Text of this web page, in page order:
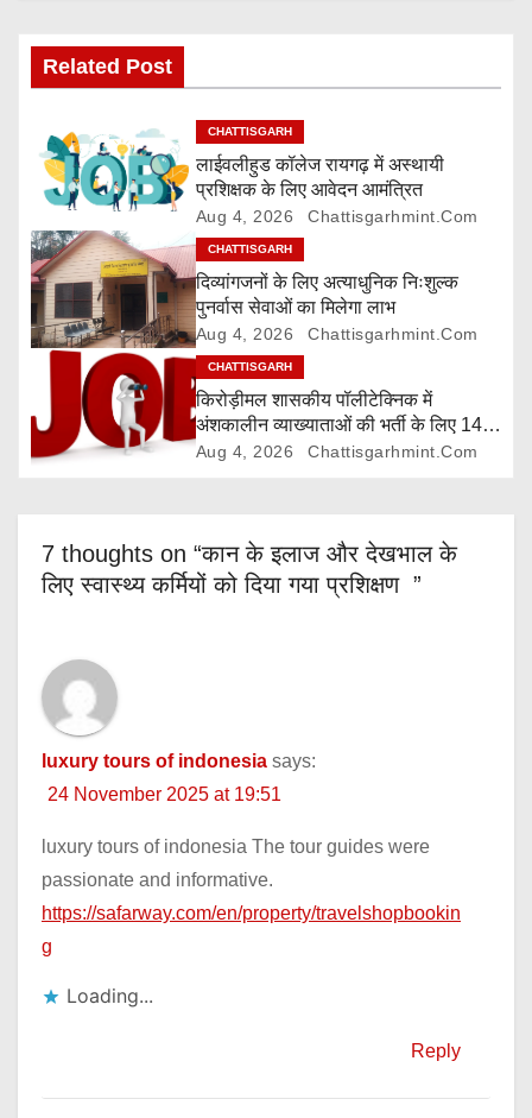
i
g
a
t
i
o
n
Related Post
CHATTISGARH
लाईवलीहुड कॉलेज रायगढ़ में अस्थायी
प्रशिक्षक के लिए आवेदन आमंत्रित
Aug 4, 2026 Chattisgarhmint.com
CHATTISGARH
दिव्यांगजनों के लिए अत्याधुनिक निःशुल्क
पुनर्वास सेवाओं का मिलेगा लाभ
Aug 4, 2026 Chattisgarhmint.com
CHATTISGARH
किरोड़ीमल शासकीय पॉलीटेक्निक में
अंशकालीन व्याख्याताओं की भर्ती के लिए 14
अगस्त तक आवेदन आमंत्रित
Aug 4, 2026 Chattisgarhmint.com
7 thoughts on “कान के इलाज और देखभाल के
लिए स्वास्थ्य कर्मियों को दिया गया प्रशिक्षण ”
luxury tours of indonesia says:
24 November 2025 at 19:51
luxury tours of indonesia The tour guides were
passionate and informative.
https://safarway.com/en/property/travelshopbookin
g
Loading...
Reply